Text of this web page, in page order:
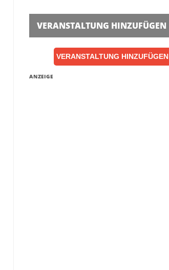
VERANSTALTUNG HINZUFÜGEN
VERANSTALTUNG HINZUFÜGEN
ANZEIGE